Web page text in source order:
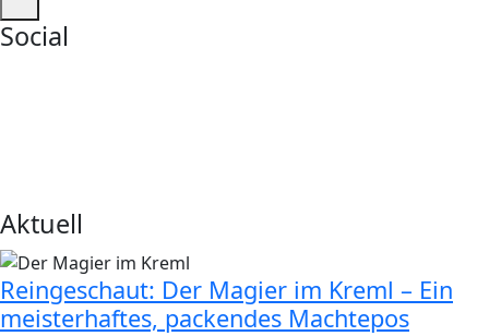
Social
Aktuell
Reingeschaut: Der Magier im Kreml – Ein
meisterhaftes, packendes Machtepos